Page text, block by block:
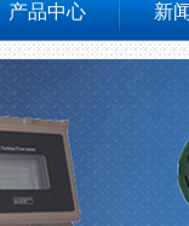
产品中心 新